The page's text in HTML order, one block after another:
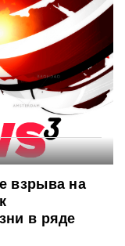
взрыва на
в ряде